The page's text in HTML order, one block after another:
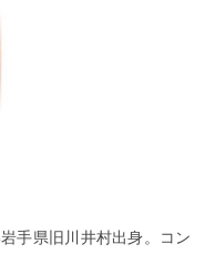
手県旧川井村出身。コン